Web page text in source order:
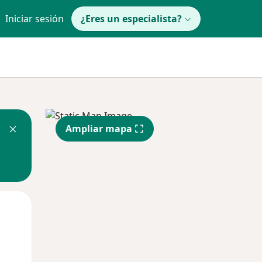
Iniciar sesión ¿Eres un especialista?
Ampliar mapa